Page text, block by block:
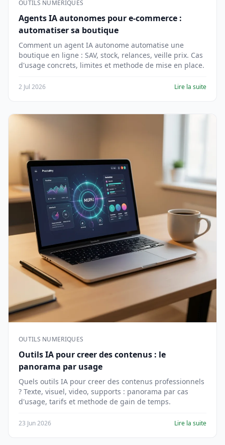
OUTILS NUMERIQUES
Agents IA autonomes pour e-commerce :
automatiser sa boutique
Comment un agent IA autonome automatise une
boutique en ligne : SAV, stock, relances, veille prix. Cas
d'usage concrets, limites et methode de mise en place.
2 Jul 2026 Lire la suite
OUTILS NUMERIQUES
Outils IA pour creer des contenus : le
panorama par usage
Quels outils IA pour creer des contenus professionnels
? Texte, visuel, video, supports : panorama par cas
d'usage, tarifs et methode de gain de temps.
23 Jun 2026 Lire la suite